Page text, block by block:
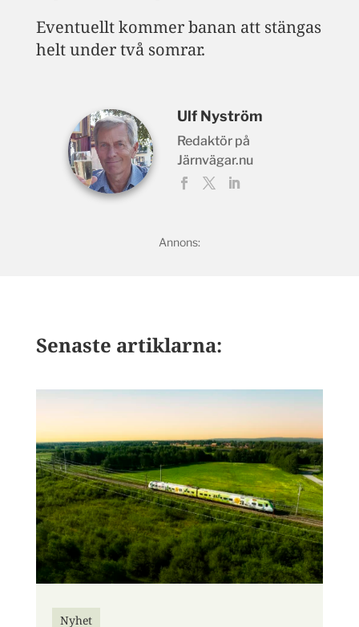
Eventuellt kommer banan att stängas
helt under två somrar.
Ulf Nyström
Redaktör på
Järnvägar.nu
Senaste artiklarna:
Nyhet